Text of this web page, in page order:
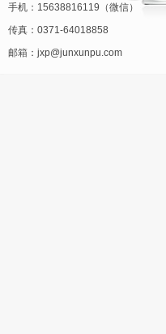
手机：15638816119（微信）
传真：0371-64018858
邮箱：jxp@junxunpu.com